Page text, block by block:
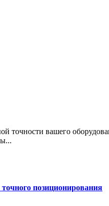
точности вашего
позиционирования